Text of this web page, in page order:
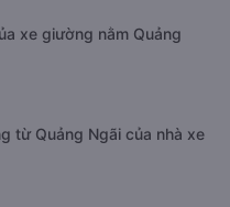
xe giường nằm Quảng
từ Quảng Ngãi của nhà xe